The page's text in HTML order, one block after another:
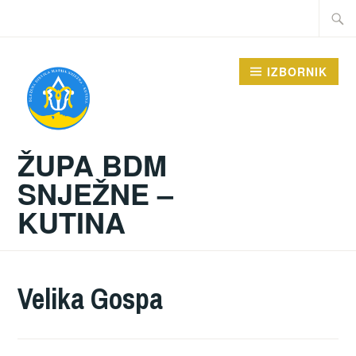
Traži:
ŽUPA BDM
SNJEŽNE –
KUTINA
IZBORNIK
Velika Gospa